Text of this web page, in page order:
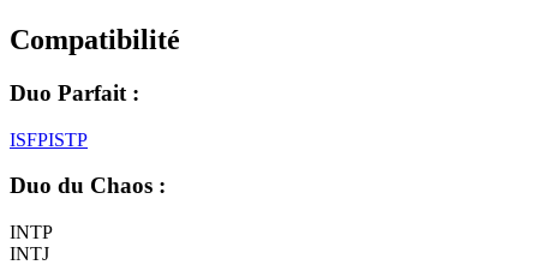
Compatibilité
Duo Parfait :
ISFPISTP
Duo du Chaos :
INTP
INTJ